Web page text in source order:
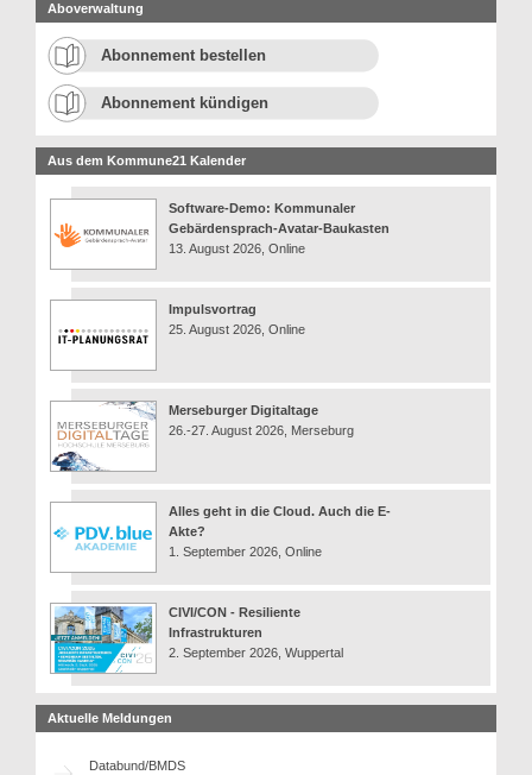
Aboverwaltung
Abonnement bestellen
Abonnement kündigen
Aus dem Kommune21 Kalender
Software-Demo: Kommunaler
Gebärdensprach-Avatar-Baukasten
13. August 2026, Online
Impulsvortrag
25. August 2026, Online
Merseburger Digitaltage
26.-27. August 2026, Merseburg
Alles geht in die Cloud. Auch die E-
Akte?
1. September 2026, Online
CIVI/CON - Resiliente
Infrastrukturen
2. September 2026, Wuppertal
Aktuelle Meldungen
Databund/BMDS